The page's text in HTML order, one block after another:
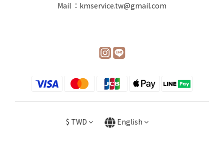
Mail ：kmservice.tw@gmail.com
$ TWD English